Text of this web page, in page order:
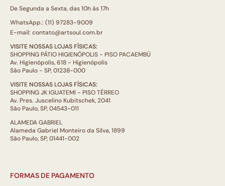
De Segunda a Sexta, das 10h às 17h
WhatsApp.: (11) 97283-9009
E-mail: contato@artsoul.com.br
VISITE NOSSAS LOJAS FÍSICAS:
SHOPPING PÁTIO HIGIENÓPOLIS - PISO PACAEMBÚ
Av. Higienópolis, 618 - Higienópolis
São Paulo - SP, 01238-000
VISITE NOSSAS LOJAS FÍSICAS:
SHOPPING JK IGUATEMI - PISO TÉRREO
Av. Pres. Juscelino Kubitschek, 2041
São Paulo, SP, 04543-011
ALAMEDA GABRIEL
Alameda Gabriel Monteiro da Silva, 1899
São Paulo, SP, 01441-002
FORMAS DE PAGAMENTO